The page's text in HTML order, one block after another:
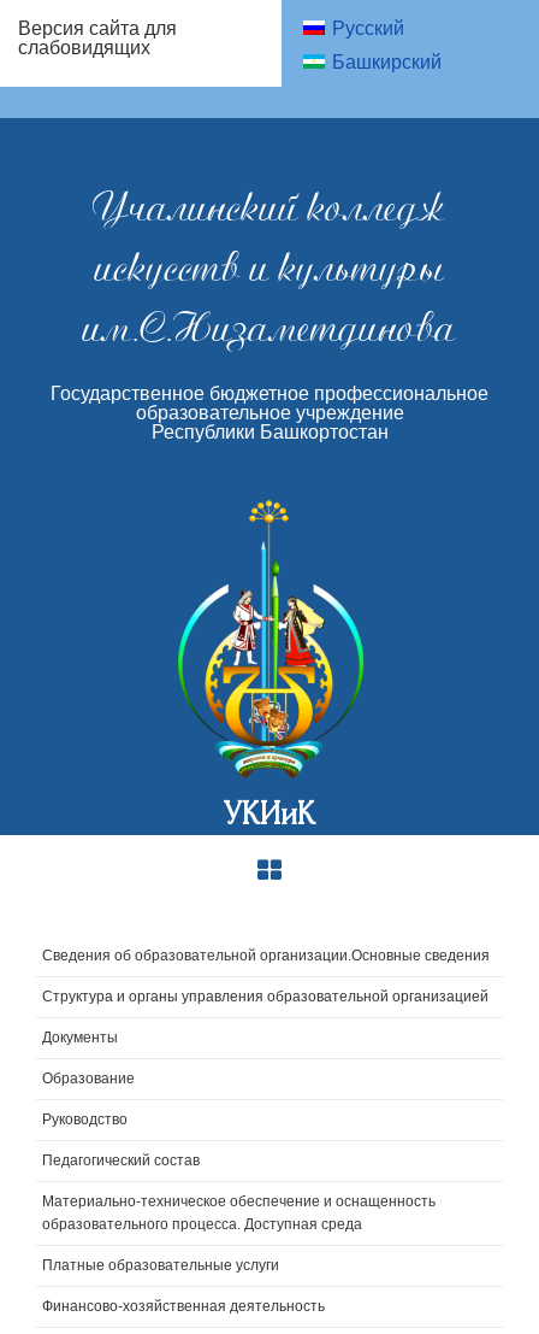
Версия сайта для
слабовидящих
Русский
Башкирский
Учалинский колледж
искусств и культуры
им.С.Низаметдинова
Государственное бюджетное профессиональное
образовательное учреждение
Республики Башкортостан
УКИиК
Сведения об образовательной организации.Основные сведения
Структура и органы управления образовательной организацией
Документы
Образование
Руководство
Педагогический состав
Материально-техническое обеспечение и оснащенность
образовательного процесса. Доступная среда
Платные образовательные услуги
Финансово-хозяйственная деятельность